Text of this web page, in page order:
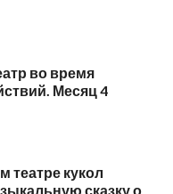
во время
Месяц 4
театре кукол
сказку о